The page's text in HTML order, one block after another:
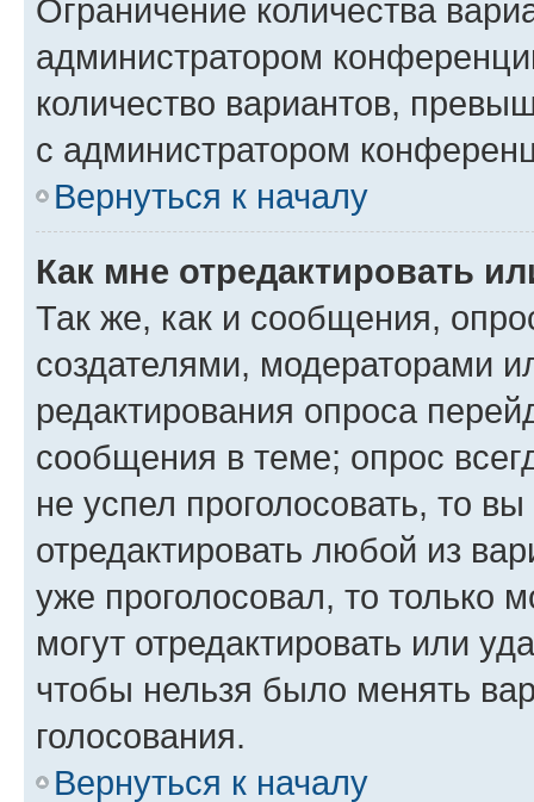
Ограничение количества
администратором
количество вариантов,
с администратором
Вернуться к началу
Как мне отредактировать
Так же, как и сообщения,
создателями, модераторами
редактирования опроса
сообщения в теме; опрос
не успел проголосовать, то
отредактировать любой из
уже проголосовал, то только
могут отредактировать или
чтобы нельзя было менять
голосования.
Вернуться к началу